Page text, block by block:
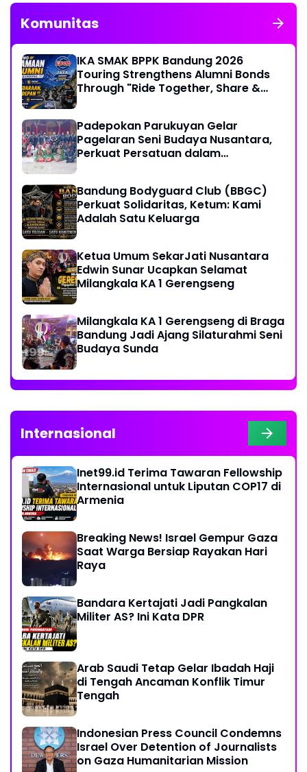
Komunitas
IKA SMAK BPPK Bandung 2026
Touring Strengthens Alumni Bonds
Through "Ride Together, Share &
Padepokan Parukuyan Gelar
Pagelaran Seni Budaya Nusantara,
Perkuat Persatuan dalam
Bandung Bodyguard Club (BBGC)
Perkuat Solidaritas, Ketum: Kami
Adalah Satu Keluarga
Ketua Umum SekarJati Nusantara
Edwin Sunar Ucapkan Selamat
Milangkala KA 1 Gerengseng
Milangkala KA 1 Gerengseng di Braga
Bandung Jadi Ajang Silaturahmi Seni
Budaya Sunda
Internasional
Inet99.id Terima Tawaran Fellowship
Internasional untuk Liputan COP17 di
Armenia
Breaking News! Israel Gempur Gaza
Saat Warga Bersiap Rayakan Hari
Raya
Bandara Kertajati Jadi Pangkalan
Militer AS? Ini Kata DPR
Arab Saudi Tetap Gelar Ibadah Haji
di Tengah Ancaman Konflik Timur
Tengah
Indonesian Press Council Condemns
Israel Over Detention of Journalists
on Gaza Humanitarian Mission